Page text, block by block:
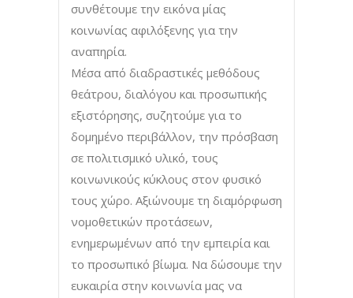
συνθέτουμε την εικόνα μίας
κοινωνίας αφιλόξενης για την
αναπηρία.
Μέσα από διαδραστικές μεθόδους
θεάτρου, διαλόγου και προσωπικής
εξιστόρησης, συζητούμε για το
δομημένο περιβάλλον, την πρόσβαση
σε πολιτισμικό υλικό, τους
κοινωνικούς κύκλους στον φυσικό
τους χώρο. Αξιώνουμε τη διαμόρφωση
νομοθετικών προτάσεων,
ενημερωμένων από την εμπειρία και
το προσωπικό βίωμα. Να δώσουμε την
ευκαιρία στην κοινωνία μας να